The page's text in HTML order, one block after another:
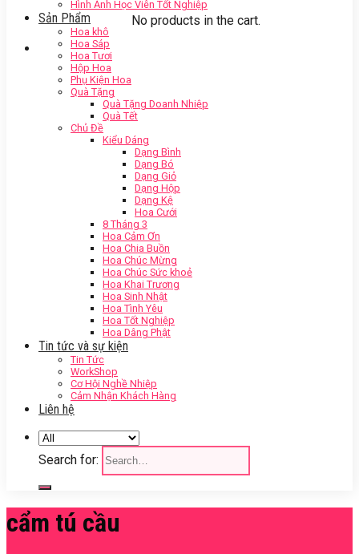
No products in the cart.
Hình Ảnh Học Viên Tốt Nghiệp
Sản Phẩm
Hoa khô
Hoa Sáp
Hoa Tươi
Hộp Hoa
Phụ Kiện Hoa
Quà Tặng
Quà Tặng Doanh Nhiệp
Quà Tết
Chủ Đề
Kiểu Dáng
Dạng Bình
Dạng Bó
Dạng Giỏ
Dạng Hộp
Dạng Kệ
Hoa Cưới
8 Tháng 3
Hoa Cảm Ơn
Hoa Chia Buồn
Hoa Chúc Mừng
Hoa Chúc Sức khoẻ
Hoa Khai Trương
Hoa Sinh Nhật
Hoa Tình Yêu
Hoa Tốt Nghiệp
Hoa Dâng Phật
Tin tức và sự kiện
Tin Tức
WorkShop
Cơ Hội Nghề Nhiệp
Cảm Nhận Khách Hàng
Liên hệ
Search for:
cẩm tú cầu